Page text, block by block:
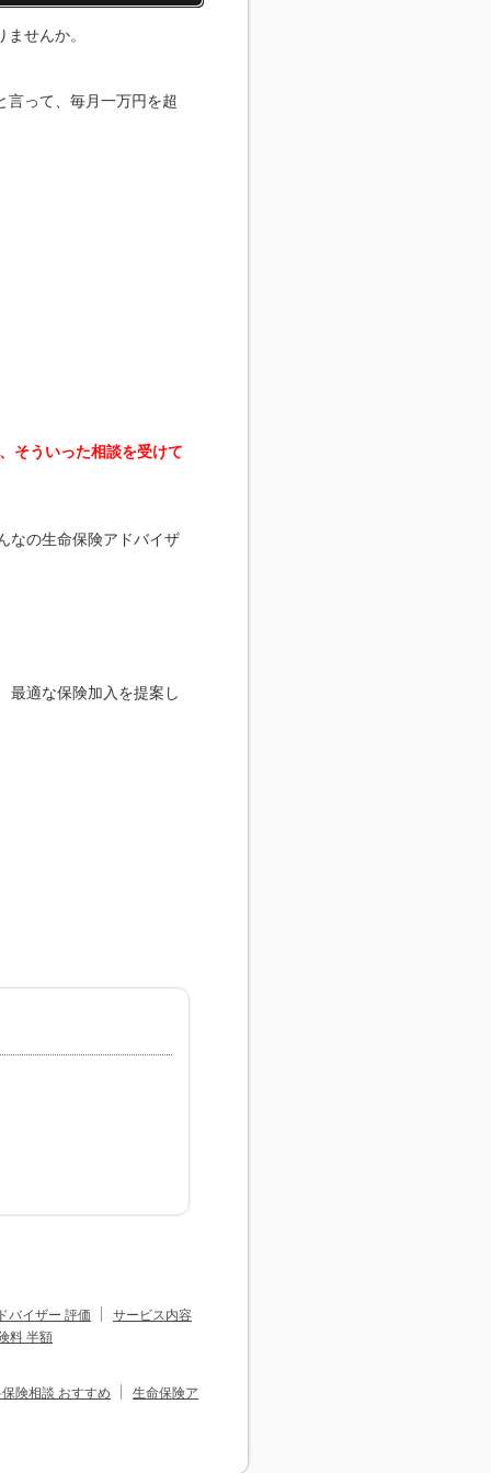
せんか。
言って、毎月一万円を超
そういった相談を受けて
なの生命保険アドバイザ
最適な保険加入を提案し
バイザー 評価
サービス内容
料 半額
険相談 おすすめ 生命保険ア